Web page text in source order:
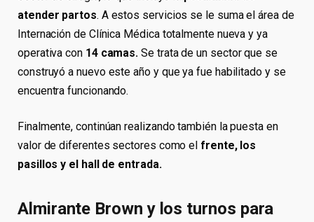
atender partos. A estos servicios se le suma el área de
Internación de Clínica Médica totalmente nueva y ya
operativa con 14 camas. Se trata de un sector que se
construyó a nuevo este año y que ya fue habilitado y se
encuentra funcionando.
Finalmente, continúan realizando también la puesta en
valor de diferentes sectores como el frente, los
pasillos y el hall de entrada.
Almirante Brown y los turnos para